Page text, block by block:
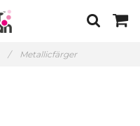
/ Metallicfärger